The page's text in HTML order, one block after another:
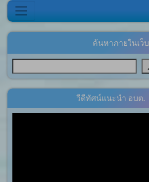
ค้นหาภายในเว็บ
วีดีทัศน์แนะนำ อบต.